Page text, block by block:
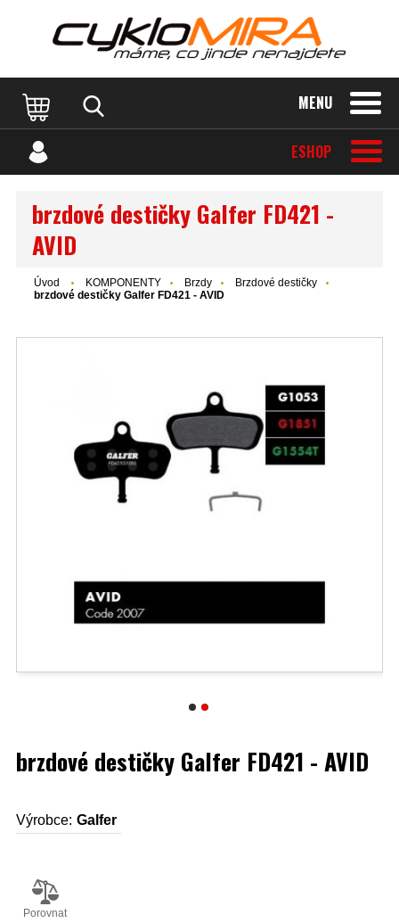
MENU
ESHOP
brzdové destičky Galfer FD421 -
AVID
Úvod KOMPONENTY Brzdy
Brzdové destičky
brzdové destičky Galfer FD421 - AVID
brzdové destičky Galfer FD421 - AVID
Výrobce: Galfer
Porovnat